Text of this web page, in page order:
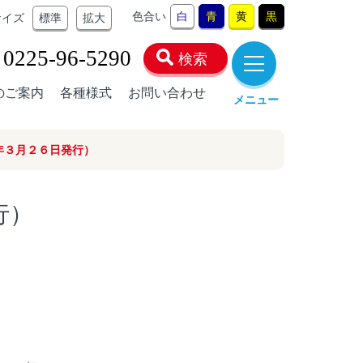
ズ 標準 拡大 色合い 白 青 黄 黒
0225-96-5290 検索
メニュー
ご案内 各種様式 お問い合わせ
月２６日発行）